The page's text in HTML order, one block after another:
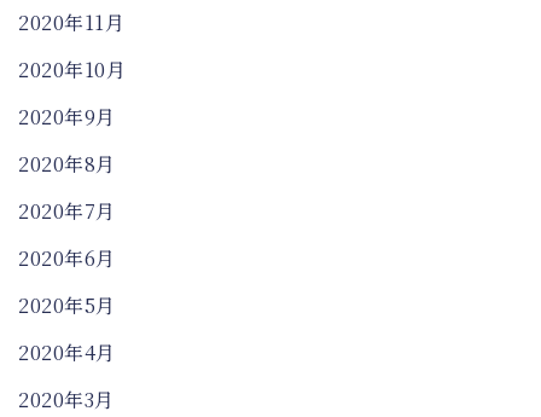
2020年11月
2020年10月
2020年9月
2020年8月
2020年7月
2020年6月
2020年5月
2020年4月
2020年3月